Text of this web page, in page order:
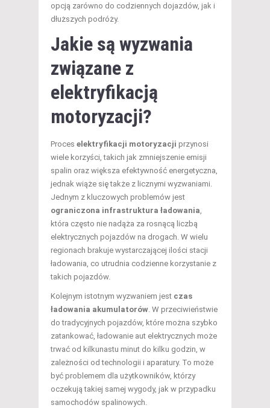
opcją zarówno do codziennych dojazdów, jak i
dłuższych podróży.
Jakie są wyzwania
związane z
elektryfikacją
motoryzacji?
Proces elektryfikacji motoryzacji przynosi
wiele korzyści, takich jak zmniejszenie emisji
spalin oraz większa efektywność energetyczna,
jednak wiąże się także z licznymi wyzwaniami.
Jednym z kluczowych problemów jest
ograniczona infrastruktura ładowania
która często nie nadąża za rosnącą liczbą
elektrycznych pojazdów na drogach. W wielu
regionach brakuje wystarczającej ilości stacji
ładowania, co utrudnia codzienne korzystanie z
takich pojazdów.
Kolejnym istotnym wyzwaniem jest czas
ładowania akumulatorów . W przeciwieństwie
do tradycyjnych pojazdów, które można szybko
zatankować, ładowanie aut elektrycznych może
trwać od kilkunastu minut do kilku godzin, w
zależności od technologii i aparatury. To może
być problemem dla użytkowników, którzy
oczekują takiej samej wygody, jak w przypadku
samochodów spalinowych.